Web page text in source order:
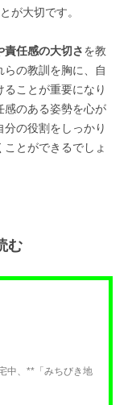
が大切です。
責任感の大切さを教
の教訓を胸に、自
ことが重要になり
感のある姿勢を心が
の役割をしっかり
とができるでしょ
む
中、**「みちびき地